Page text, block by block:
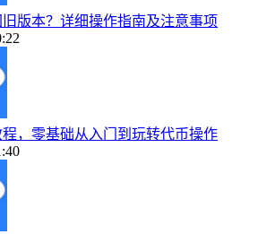
版本？详细操作指南及注意事项
，零基础从入门到玩转代币操作